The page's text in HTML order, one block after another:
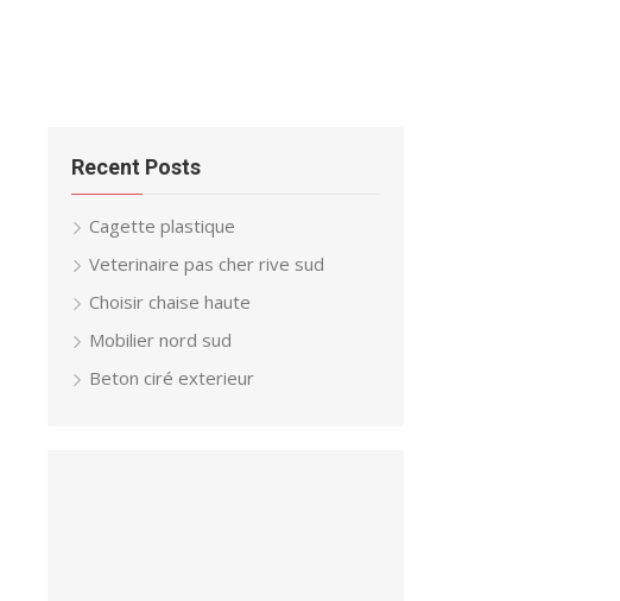
Recent Posts
Cagette plastique
Veterinaire pas cher rive sud
Choisir chaise haute
Mobilier nord sud
Beton ciré exterieur